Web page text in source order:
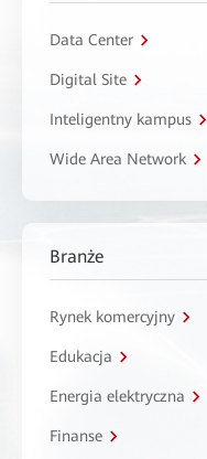
Data Center
Digital Site
Inteligentny kampus
Wide Area Network
Branże
Rynek komercyjny
Edukacja
Energia elektryczna
Finanse